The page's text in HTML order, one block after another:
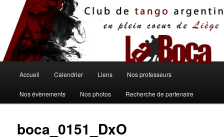
contenu
principal
principal
Accueil Calendrier Liens Nos professeurs
Nos évènements Nos photos Recherche de partenaire
boca_0151_DxO